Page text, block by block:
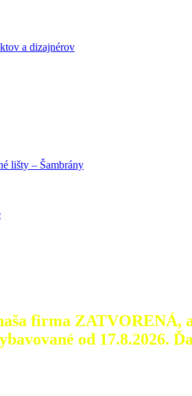
a dizajnérov
lišty – Šambrány
firma ZATVORENÁ,
od 17.8.2026.